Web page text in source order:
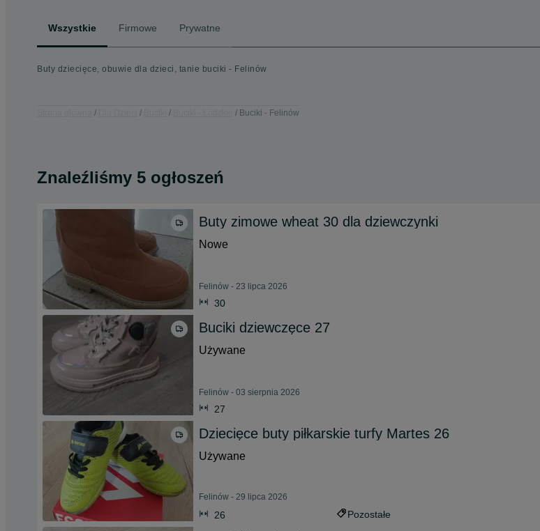
Wszystkie Firmowe Prywatne
Buty dziecięce, obuwie dla dzieci, tanie buciki - Felinów
Buciki - Felinów
Znaleźliśmy 5 ogłoszeń
Buty zimowe wheat 30 dla dziewczynki
Nowe
Felinów - 23 lipca 2026
30
Buciki dziewczęce 27
Używane
Felinów - 03 sierpnia 2026
27
Dziecięce buty piłkarskie turfy Martes 26
Używane
Felinów - 29 lipca 2026
26 Pozostałe